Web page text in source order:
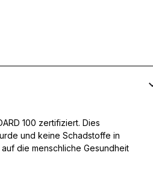
100 zertifiziert. Dies
und keine Schadstoffe in
die menschliche Gesundheit
und Anzeigen zu
analysieren. Außerdem geben wir
Medien, Werbung und
die Sie ihnen bereitgestellt